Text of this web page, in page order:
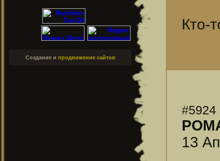
Создание и продвижение сайтов
Кто-
#5924
13